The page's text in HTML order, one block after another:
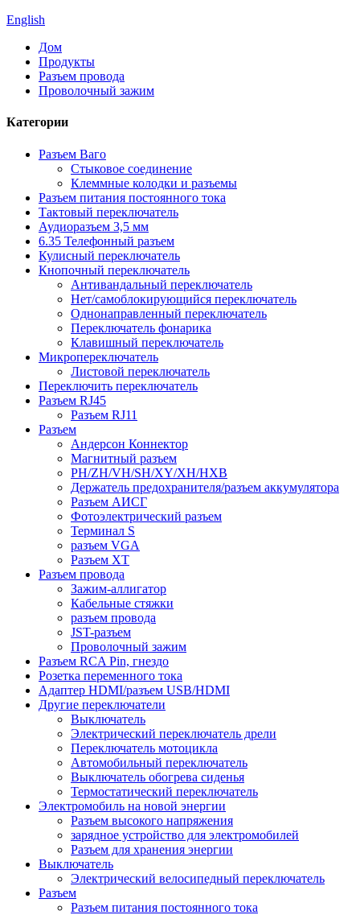
English
Дом
Продукты
Разъем провода
Проволочный зажим
Категории
Разъем Ваго
Стыковое соединение
Клеммные колодки и разъемы
Разъем питания постоянного тока
Тактовый переключатель
Аудиоразъем 3,5 мм
6.35 Телефонный разъем
Кулисный переключатель
Кнопочный переключатель
Антивандальный переключатель
Нет/самоблокирующийся переключатель
Однонаправленный переключатель
Переключатель фонарика
Клавишный переключатель
Микропереключатель
Листовой переключатель
Переключить переключатель
Разъем RJ45
Разъем RJ11
Разъем
Андерсон Коннектор
Магнитный разъем
PH/ZH/VH/SH/XY/XH/HXB
Держатель предохранителя/разъем аккумулятора
Разъем АИСГ
Фотоэлектрический разъем
Терминал S
разъем VGA
Разъем ХТ
Разъем провода
Зажим-аллигатор
Кабельные стяжки
разъем провода
JST-разъем
Проволочный зажим
Разъем RCA Pin, гнездо
Розетка переменного тока
Адаптер HDMI/разъем USB/HDMI
Другие переключатели
Выключатель
Электрический переключатель дрели
Переключатель мотоцикла
Автомобильный переключатель
Выключатель обогрева сиденья
Термостатический переключатель
Электромобиль на новой энергии
Разъем высокого напряжения
зарядное устройство для электромобилей
Разъем для хранения энергии
Выключатель
Электрический велосипедный переключатель
Разъем
Разъем питания постоянного тока